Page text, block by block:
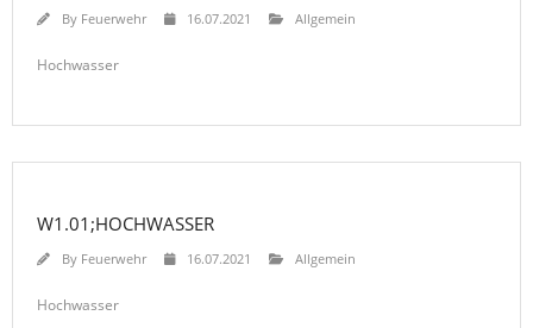
By Feuerwehr 16.07.2021 Allgemein
Hochwasser
W1.01;HOCHWASSER
By Feuerwehr 16.07.2021 Allgemein
Hochwasser